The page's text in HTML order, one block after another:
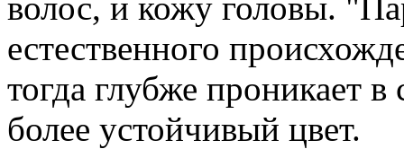
естественного
тогда глубже проникает в
более устойчивый цвет.